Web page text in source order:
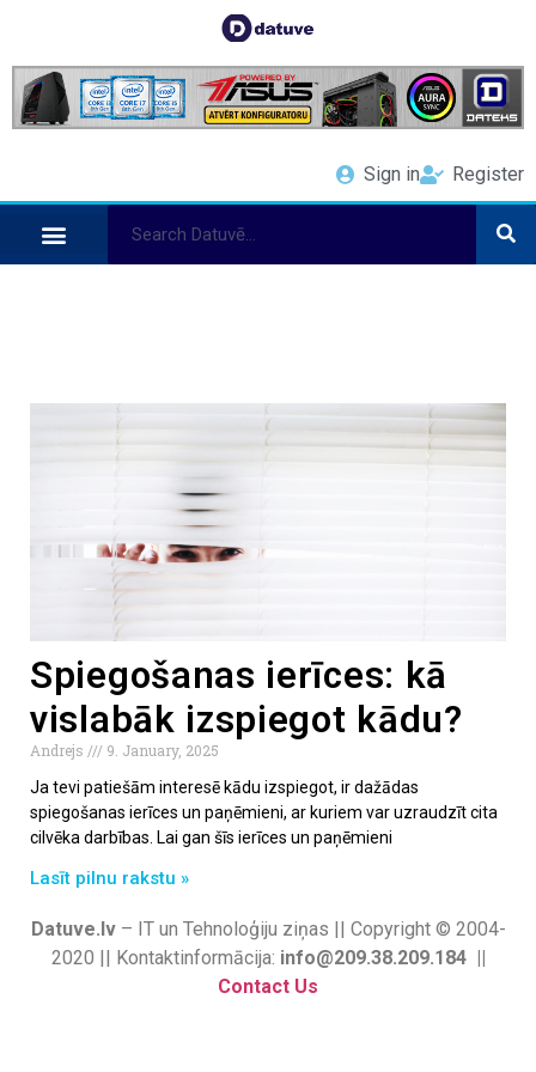
Sign in Register
Spiegošanas ierīces: kā
vislabāk izspiegot kādu?
Andrejs
9. January, 2025
Ja tevi patiešām interesē kādu izspiegot, ir dažādas
spiegošanas ierīces un paņēmieni, ar kuriem var uzraudzīt cita
cilvēka darbības. Lai gan šīs ierīces un paņēmieni
Lasīt pilnu rakstu »
Datuve.lv– IT un Tehnoloģiju ziņas || Copyright © 2004-
2020 || Kontaktinformācija: info@209.38.209.184 ||
Contact Us